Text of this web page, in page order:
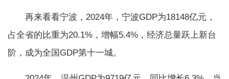
再来看看宁波，2024年，宁波GDP为18148亿元，
占全省的比重为20.1%，增幅5.4%，经济总量跃上新台
阶，成为全国GDP第十一城。